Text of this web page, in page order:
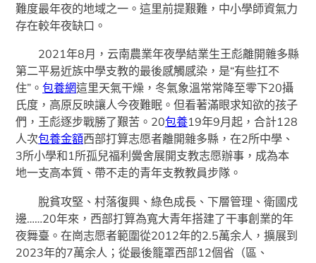
難度最年夜的地域之一。這里前提艱難，中小學師資氣力
存在較年夜缺口。
2021年8月，云南農業年夜學結業生王彪離開雜多縣
第二平易近族中學支教的最後感觸感染，是“有些扛不
住”。包養網這里天氣干燥，冬氣象溫常常降至零下20攝
氏度，高原反映讓人今夜難眠。但看著滿眼求知欲的孩子
們，王彪逐步戰勝了艱苦。20包養19年9月起，合計128
人次包養金額西部打算志愿者離開雜多縣，在2所中學、
3所小學和1所孤兒福利黌舍展開支教志愿辦事，成為本
地一支高本質、帶不走的青年支教教員步隊。
脫貧攻堅、村落復興、綠色成長、下層管理、衛國戍
邊……20年來，西部打算為寬大青年搭建了干事創業的年
夜舞臺。在崗志愿者範圍從2012年的2.5萬余人，擴展到
2023年的7萬余人；從最後籠罩西部12個省（區、